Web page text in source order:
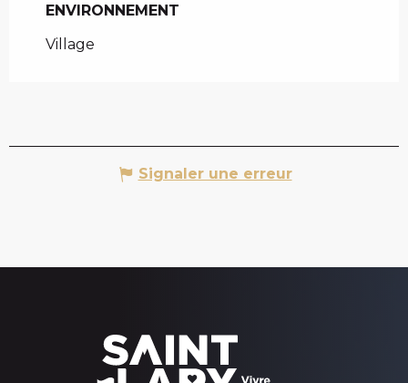
ENVIRONNEMENT
ENVIRONNEMENT
Village
Signaler une erreur